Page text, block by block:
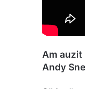
Am auzit
Andy